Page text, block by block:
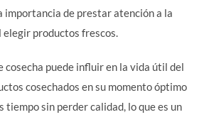
importancia de prestar atención a la
elegir productos frescos.
cosecha puede influir en la vida útil del
cosechados en su momento óptimo
tiempo sin perder calidad, lo que es un